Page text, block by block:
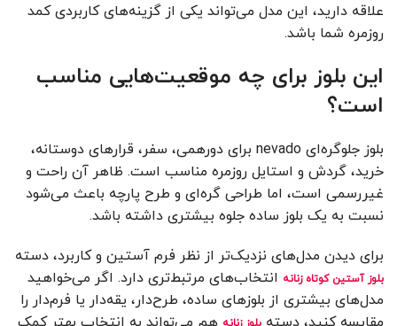
علاقه دارید، این مدل می‌تواند یکی از گزینه‌های کاربردی کمد
روزمره شما باشد.
این بلوز برای چه موقعیت‌هایی مناسب
است؟
بلوز جلوگره‌ای nevado برای دورهمی، سفر، قرارهای دوستانه،
خرید، گردش و استایل روزمره مناسب است. ظاهر آن راحت و
غیررسمی است، اما طراحی گره‌ای و طرح پارچه باعث می‌شود
نسبت به یک بلوز ساده جلوه بیشتری داشته باشد.
برای دیدن مدل‌های نزدیک‌تر از نظر فرم آستین و کاربرد، دسته
بلوز آستین کوتاه زنانه انتخاب‌های مرتبط‌تری دارد. اگر می‌خواهید
مدل‌های بیشتری از بلوزهای ساده، طرح‌دار، یقه‌دار یا فرم‌دار را